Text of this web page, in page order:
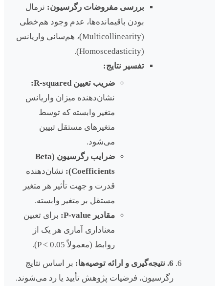
بررسی مفروضات رگرسیون: نرمال
بودن باقیمانده‌ها، عدم وجود هم‌خطی
(Multicollinearity)، هم‌سانی واریانس
(Homoscedasticity).
تفسیر نتایج:
ضریب تعیین R-squared:
نشان‌دهنده میزان واریانس
متغیر وابسته که توسط
متغیرهای مستقل تبیین
می‌شود.
ضرایب رگرسیون (Beta
Coefficients):
نشان‌دهنده
قدرت و جهت تأثیر هر متغیر
مستقل بر متغیر وابسته.
مقادیر P-value:
برای تعیین
معناداری آماری هر یک از
روابط (معمولاً P < 0.05).
6. نتیجه‌گیری و ارائه توصیه‌ها:
بر اساس نتایج
رگرسیون، فرضیات پژوهش تأیید یا رد می‌شوند.